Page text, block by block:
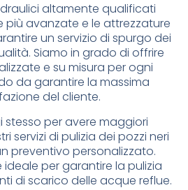
altamente qualificati
più avanzate e le attrezzature
un servizio di spurgo dei
Siamo in grado di offrire
e su misura per ogni
da garantire la massima
del cliente.
per avere maggiori
servizi di pulizia dei pozzi neri
preventivo personalizzato.
ideale per garantire la pulizia
di scarico delle acque reflue.